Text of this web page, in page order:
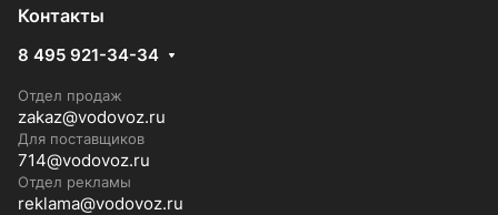
Контакты
8 495 921-34-34
Отдел продаж
zakaz@vodovoz.ru
Для поставщиков
714@vodovoz.ru
Отдел рекламы
reklama@vodovoz.ru